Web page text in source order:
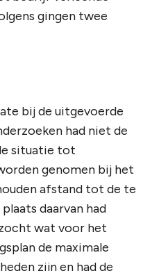
gingen twee
bij de uitgevoerde
had niet de
situatie tot
genomen bij het
afstand tot de te
daarvan had
wat voor het
de maximale
zijn en had de